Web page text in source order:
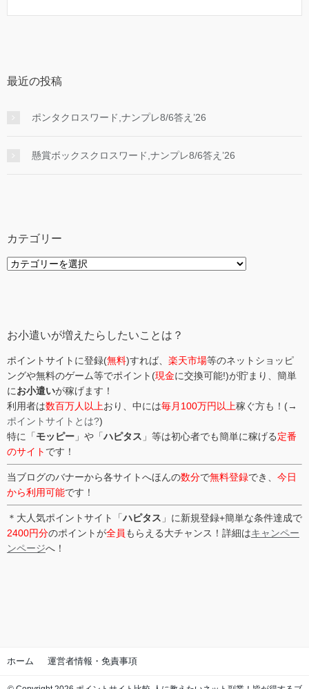
最近の投稿
ポンタクロスワード,ナンプレ8/6答え’26
懸賞ボックスクロスワード,ナンプレ8/6答え’26
カテゴリー
カ
お小遣いが増えたらしたいことは？
ポイントサイトに登録(無料)すれば、 楽天市場等のネットショッピ
ングや無料のゲーム等でポイント(現金に交換可能!)が貯まり、簡単
にお小遣いが稼げます！
利用者は数百万人以上おり、中には毎月100万円以上稼ぐ方も！(→
ポイントサイトとは?)
特に「モッピー 」や「ハピタス 」等は初心者でも簡単に稼げる定番
のサイト です！
当ブログのバナーから各サイトへほんの数分で無料登録でき、 今日
から利用可能です！
＊大人気ポイントサイト「ハピタス 」に新規登録+簡単な条件達成で
2400円分のポイントが全員 もらえる大チャンス！詳細はキャンペー
ンページへ！
ホーム 運営者情報・免責事項